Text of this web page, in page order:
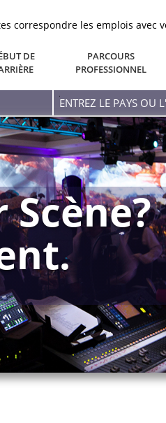
correspondre les emplois avec
DE
PARCOURS
PROFESSIONNEL
Entrez
Le
Pays
Ou
L'état